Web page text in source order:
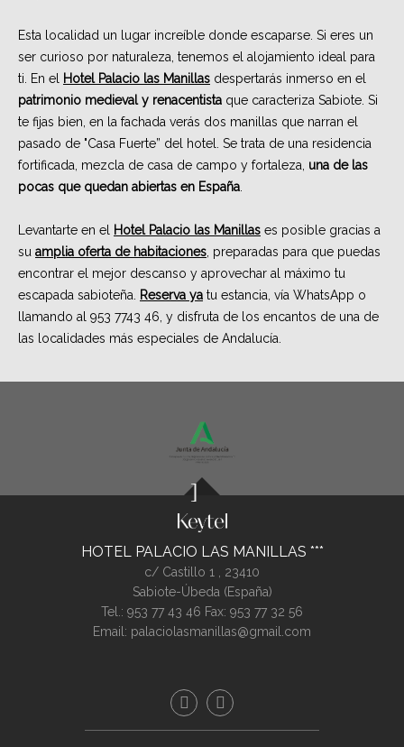
Esta localidad un lugar increíble donde escaparse. Si eres un
ser curioso por naturaleza, tenemos el alojamiento ideal para
ti. En el Hotel Palacio las Manillas despertarás inmerso en el
patrimonio medieval y renacentista que caracteriza Sabiote. Si
te fijas bien, en la fachada verás dos manillas que narran el
pasado de "Casa Fuerte” del hotel. Se trata de una residencia
fortificada, mezcla de casa de campo y fortaleza, una de las
pocas que quedan abiertas en España.
Levantarte en el Hotel Palacio las Manillas es posible gracias a
su amplia oferta de habitaciones, preparadas para que puedas
encontrar el mejor descanso y aprovechar al máximo tu
escapada sabioteña. Reserva ya tu estancia, vía WhatsApp o
llamando al 953 7743 46, y disfruta de los encantos de una de
las localidades más especiales de Andalucía.
HOTEL PALACIO LAS MANILLAS
c/ Castillo 1 , 23410
Sabiote-Úbeda (España)
Tel.: 953 77 43 46 Fax: 953 77 32 56
Email: palaciolasmanillas@gmail.com